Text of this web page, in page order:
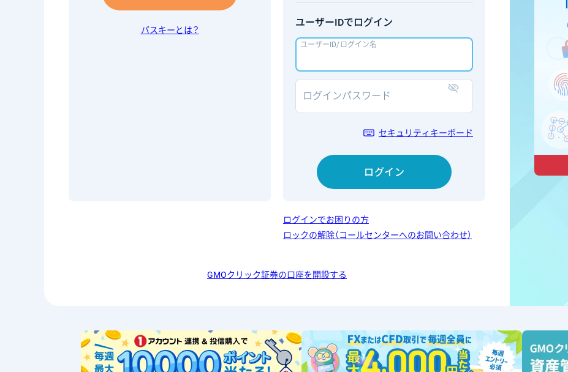
パスキーとは？
ユーザーIDでログイン
ユーザーID/ログイン名
ログインパスワード
セキュリティキーボード
ログイン
ログインでお困りの方
ロックの解除（コールセンターへのお問い合わせ）
GMOクリック証券の口座を開設する